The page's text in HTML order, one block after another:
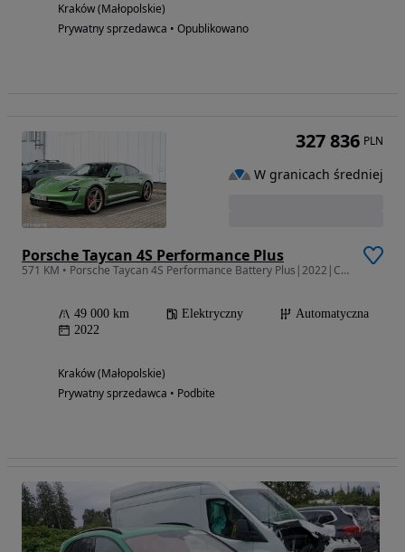
Kraków (Małopolskie)
Prywatny sprzedawca • Opublikowano
Porsche Taycan 4S Performance Plus
571 KM • Porsche Taycan 4S Performance Battery Plus|2022|Cesja-Gwarancja 3.2027
49 000 km Elektryczny
Automatyczna
2022
Kraków (Małopolskie)
Prywatny sprzedawca • Podbite
327 836 PLN
W granicach średniej